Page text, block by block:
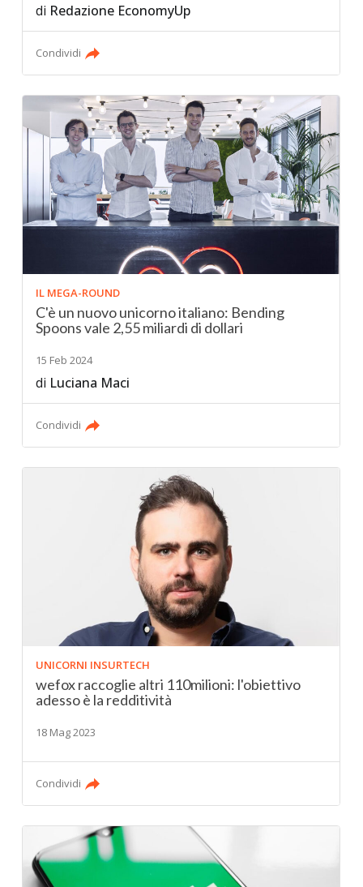
di Redazione EconomyUp
Condividi
IL MEGA-ROUND
C'è un nuovo unicorno italiano: Bending
Spoons vale 2,55 miliardi di dollari
15 Feb 2024
di Luciana Maci
Condividi
UNICORNI INSURTECH
wefox raccoglie altri 110milioni: l'obiettivo
adesso è la redditività
18 Mag 2023
Condividi